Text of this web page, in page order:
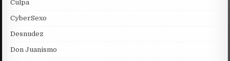
Culpa
CyberSexo
Desnudez
Don Juanismo